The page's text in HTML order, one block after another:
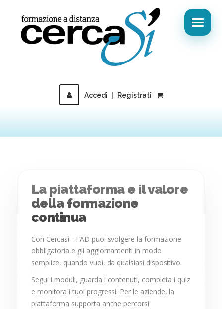
Accedi Registrati
La piattaforma e il valore
della formazione
continua
Con Cercasì - FAD puoi svolgere la formazione
obbligatoria e gli aggiornamenti in modo
semplice, quando vuoi, da qualsiasi dispositivo.
Segui i moduli, guarda i contenuti, completa i quiz
e monitora i tuoi progressi. Per le aziende, la
piattaforma supporta anche percorsi